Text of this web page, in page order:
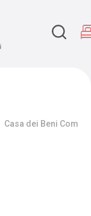
Casa dei Beni Comuni